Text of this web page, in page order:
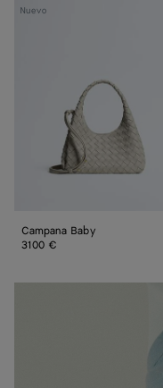
Nuevo
Campana
Campana Baby
3100 €